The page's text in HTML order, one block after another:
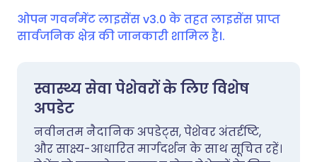
ओपन गवर्नमेंट लाइसेंस v3.0 के तहत लाइसेंस प्राप्त
सार्वजनिक क्षेत्र की जानकारी शामिल है।.
स्वास्थ्य सेवा पेशेवरों के लिए विशेष
अपडेट
नवीनतम नैदानिक अपडेट्स, पेशेवर अंतर्दृष्टि,
और साक्ष्य-आधारित मार्गदर्शन के साथ सूचित रहें।